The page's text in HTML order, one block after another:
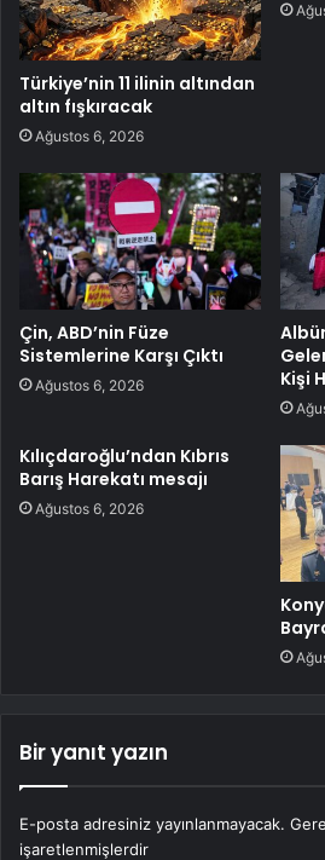
Türkiye’nin 11 ilinin altından
altın fışkıracak
Ağustos 6, 2026
Çin, ABD’nin Füze
Sistemlerine Karşı Çıktı
Ağustos 6, 2026
Kişi
Kılıçdaroğlu’ndan Kıbrıs
Barış Harekatı mesajı
Ağustos 6, 2026
Bir yanıt yazın
E-posta adresiniz yayınlanmayacak.
işaretlenmişlerdir